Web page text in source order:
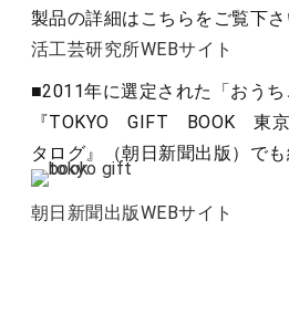
製品の詳細はこちらをご覧下
活工芸研究所WEBサイト
■2011年に選定された「おう
『TOKYO GIFT BOOK 東京
タログ』（朝日新聞出版）でも
朝日新聞出版WEBサイト